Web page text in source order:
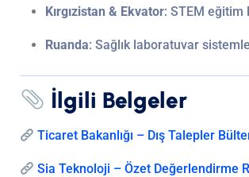
Kırgızistan & Ekvator: STEM eğitim
Ruanda: Sağlık laboratuvar
İlgili Belgeler
Ticaret Bakanlığı – Dış Talepler
Sia Teknoloji – Özet Değerlendirme